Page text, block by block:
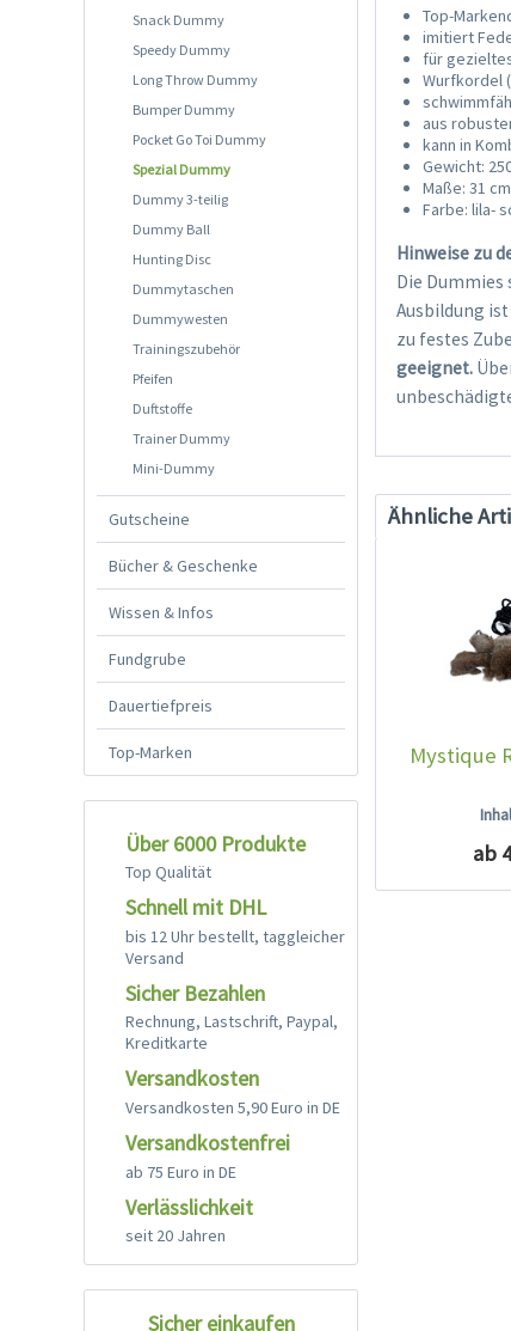
Snack Dummy
Speedy Dummy
Long Throw Dummy
Bumper Dummy
Pocket Go Toi Dummy
Spezial Dummy
Dummy 3-teilig
Dummy Ball
Hunting Disc
Dummytaschen
Dummywesten
Trainingszubehör
Pfeifen
Duftstoffe
Trainer Dummy
Mini-Dummy
Gutscheine
Bücher & Geschenke
Wissen & Infos
Fundgrube
Dauertiefpreis
Top-Marken
Über 6000 Produkte
Top Qualität
Schnell mit DHL
bis 12 Uhr bestellt, taggleicher
Versand
Sicher Bezahlen
Rechnung, Lastschrift, Paypal,
Kreditkarte
Versandkosten
Versandkosten 5,90 Euro in DE
Versandkostenfrei
ab 75 Euro in DE
Verlässlichkeit
seit 20 Jahren
Sicher einkaufen
Top-
imitiert
für
Wurfkordel
aus
kann in
Gewicht:
Maße: 31
Farbe: lila-
Hinweise zu
Die
Ausbildung
zu festes
geeignet.
Ähnliche
Mystique
ab